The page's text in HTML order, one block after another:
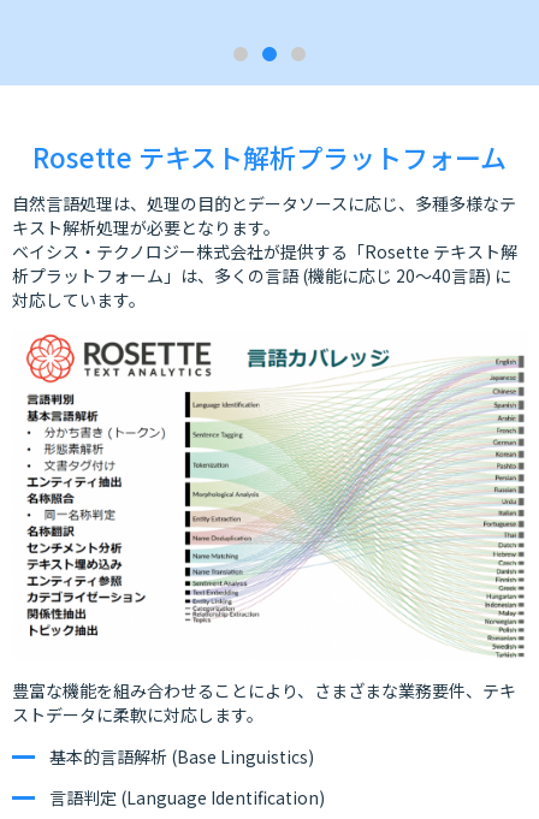
Rosette テキスト解析プラットフォーム
自然言語処理は、処理の目的とデータソースに応じ、多種多様なテ
キスト解析処理が必要となります。
ベイシス・テクノロジー株式会社が提供する「Rosette テキスト解
析プラットフォーム」は、多くの言語 (機能に応じ 20～40言語) に
対応しています。
豊富な機能を組み合わせることにより、さまざまな業務要件、テキ
ストデータに柔軟に対応します。
基本的言語解析 (Base Linguistics)
言語判定 (Language Identification)